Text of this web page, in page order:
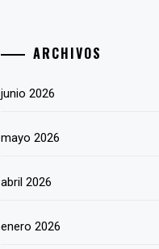
ARCHIVOS
junio 2026
mayo 2026
abril 2026
enero 2026